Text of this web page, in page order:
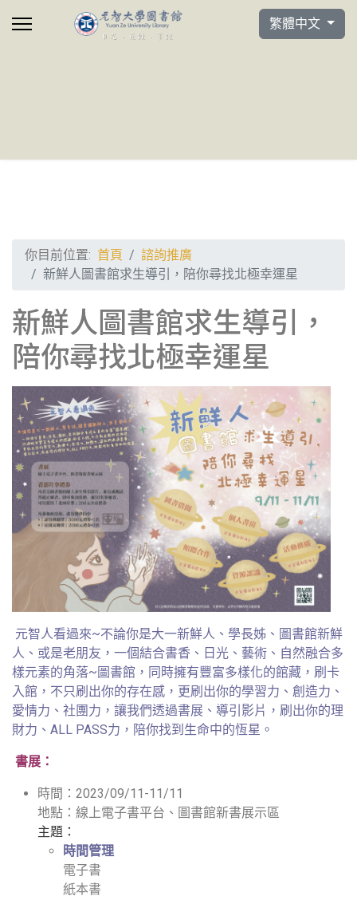
選擇你的語言
繁體中文
你目前位置: 首頁
諮詢推廣
新鮮人圖書館求生導引，陪你尋找北極幸運星
新鮮人圖書館求生導引，
陪你尋找北極幸運星
元智人看過來~不論你是大一新鮮人、學長姊、圖書館新鮮
人、或是老朋友，一個結合書香、日光、藝術、自然融合多
樣元素的角落~圖書館，同時擁有豐富多樣化的館藏，刷卡
入館，不只刷出你的存在感，更刷出你的學習力、創造力、
愛情力、社團力，讓我們透過書展、導引影片，刷出你的理
財力、ALL PASS力，陪你找到生命中的恆星。
書展：
時間：2023/09/11-11/11
地點：線上電子書平台、圖書館新書展示區
主題：
時間管理
電子書
紙本書